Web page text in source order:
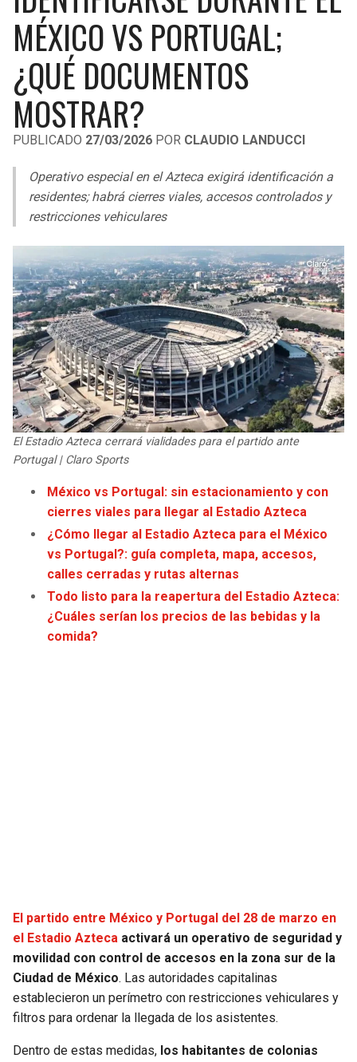
LIGA DE EXPANSIÓN MX
LEAGUES CUP
UEFA EUROPA LEAGUE
UEFA CONFERENCE LEAGUE
MLS
COPA LIBERTADORES
LIGA BETPLAY
OTRAS LIGAS
RAIDERS
CHARGERS
RAVENS
STEELERS
TEXANS
COLTS
JAGUARS
TITANS
COWBOYS
GIANTS
EAGLES
COMMANDERS
CARDINALS
VIKINGS
FALCONS
PANTHERS
CAVALIERS
PISTONS
PACERS
HORNETS
HEAT
MAGIC
WIZARDS
WARRIORS
CLIPPERS
LAKERS
SUNS
KINGS
MAVERICKS
THUNDER
TRAIL BLAZERS
JAZZ
MÉXICO VS PORTUGAL;
¿QUÉ DOCUMENTOS
MOSTRAR?
PUBLICADO 27/03/2026 POR CLAUDIO LANDUCCI
Operativo especial en el Azteca exigirá identificación a
residentes; habrá cierres viales, accesos controlados y
restricciones vehiculares
El Estadio Azteca cerrará vialidades para el partido ante
Portugal | Claro Sports
México vs Portugal: sin estacionamiento y con
cierres viales para llegar al Estadio Azteca
¿Cómo llegar al Estadio Azteca para el México
vs Portugal?: guía completa, mapa, accesos,
calles cerradas y rutas alternas
Todo listo para la reapertura del Estadio Azteca:
¿Cuáles serían los precios de las bebidas y la
comida?
El partido entre México y Portugal del 28 de marzo en
el Estadio Azteca activará un operativo de seguridad y
movilidad con control de accesos en la zona sur de la
Ciudad de México. Las autoridades capitalinas
establecieron un perímetro con restricciones vehiculares y
filtros para ordenar la llegada de los asistentes.
Dentro de estas medidas, los habitantes de colonias